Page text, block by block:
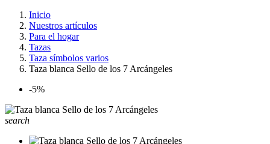
Inicio
Nuestros artículos
Para el hogar
Tazas
Taza símbolos varios
Taza blanca Sello de los 7 Arcángeles
-5%
search